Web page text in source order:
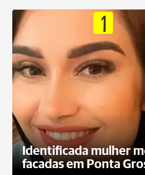
1
Identificada mulher
facadas em Ponta